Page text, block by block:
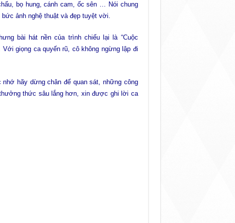
bọ hung, cánh cam, ốc sên … Nói chung
bức ảnh nghệ thuật và đẹp tuyệt vời.
bài hát nền của trình chiếu lại là “Cuộc
giọng ca quyến rũ, cô không ngừng lập đi
hãy dừng chân để quan sát, những công
thức sâu lắng hơn, xin được ghi lời ca